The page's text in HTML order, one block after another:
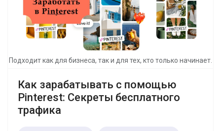
Подходит как для бизнеса, так и для тех, кто только начинает.
Как зарабатывать с помощью
Pinterest: Секреты бесплатного
трафика